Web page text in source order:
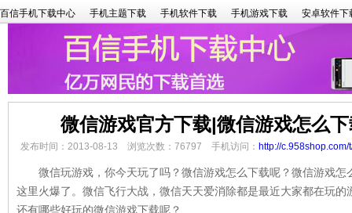
百信手机下载中心 手机主题下载 手机软件下载 手机游戏下载 安卓软件下
微信游戏官方下载|微信游戏怎么
发布时间：2013-08-13 浏览次数：76797 手机访问： http://c.958shop.com/
微信玩游戏，你今天玩了吗？微信游戏怎么下载呢？微信游戏怎
这里火爆了。微信飞行大战，微信天天爱消除都是最近大家都在玩
还有哪些好玩的微信游戏下载呢？